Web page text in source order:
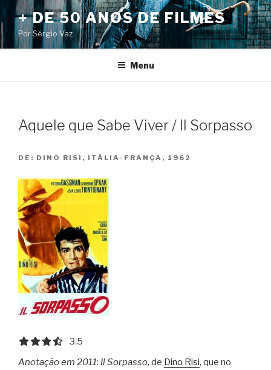
Pular
para
o
conteúdo
+ DE 50 ANOS DE FILMES
Por Sérgio Vaz
Menu
Aquele que Sabe Viver / Il Sorpasso
DE: DINO RISI, ITÁLIA-FRANÇA, 1962
3.5 out of 5.0 stars
3.5
Anotação em 2011: Il Sorpasso, de Dino Risi, que no